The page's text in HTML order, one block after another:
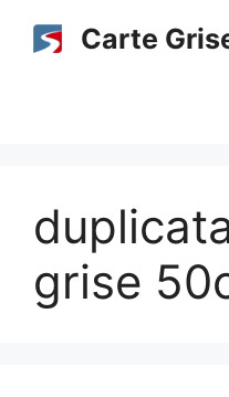
Carte
grise